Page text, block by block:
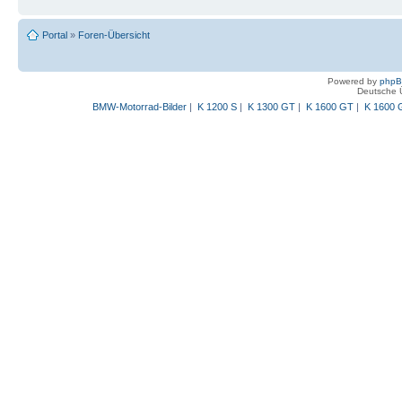
Portal » Foren-Übersicht
Powered by
Deutsche
BMW-Motorrad-Bilder| K 1200 S| K 1300 GT| K 1600 GT| K 1600